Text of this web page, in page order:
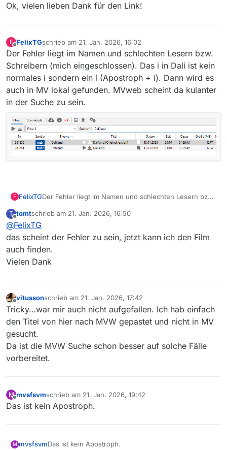
Ok, vielen lieben Dank für den Link!
F
Offline
FelixTGschrieb am 21. Jan. 2026, 16:02
zuletzt editiert von
Der Fehler liegt im Namen und schlechten Lesern bzw.
Schreibern (mich eingeschlossen). Das i in Dali ist kein
normales i sondern ein í (Apostroph + i). Dann wird es
auch in MV lokal gefunden. MVweb scheint da kulanter
in der Suche zu sein.
F FelixTGDer Fehler liegt im Namen und schlechten Lesern bzw.
normales i sondern ein í (Apostroph + i). Dann wird es
kulanter in der Suche zu sein.
T
Offline
tomtschrieb am 21. Jan. 2026, 16:50
zuletzt editiert von
@FelixTG
das scheint der Fehler zu sein, jetzt kann ich den Film
auch finden.
Vielen Dank
Offline
vitussonschrieb am 21. Jan. 2026, 17:42
zuletzt editiert von
Tricky…war mir auch nicht aufgefallen. Ich hab einfach
den Titel von hier nach MVW gepastet und nicht in MV
gesucht.
Da ist die MVW Suche schon besser auf solche Fälle
vorbereitet.
M
Offline
mvsfsvmschrieb am 21. Jan. 2026, 19:42
zuletzt editiert von
Das ist kein Apostroph.
M mvsfsvmDas ist kein Apostroph.